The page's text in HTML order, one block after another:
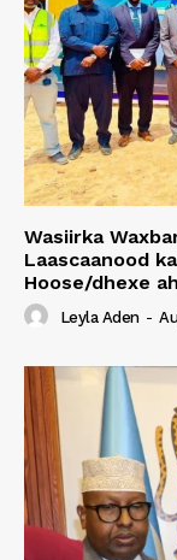
Wasiirka
Laascaanood
Hoose/dhexe ah
Leyla Aden -